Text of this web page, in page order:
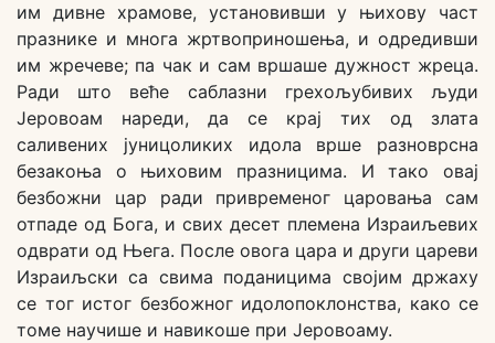
им дивне храмове, установивши у њихову част
празнике и многа жртвоприношења, и одредивши
им жречеве; па чак и сам вршаше дужност жреца.
Ради што веће саблазни грехољубивих људи
Јеровоам нареди, да се крај тих од злата
саливених јуницоликих идола врше разноврсна
безакоња о њиховим празницима. И тако овај
безбожни цар ради привременог царовања сам
отпаде од Бога, и свих десет племена Израиљевих
одврати од Њега. После овога цара и други цареви
Израиљски са свима поданицима својим држаху
се тог истог безбожног идолопоклонства, како се
томе научише и навикоше при Јеровоаму.